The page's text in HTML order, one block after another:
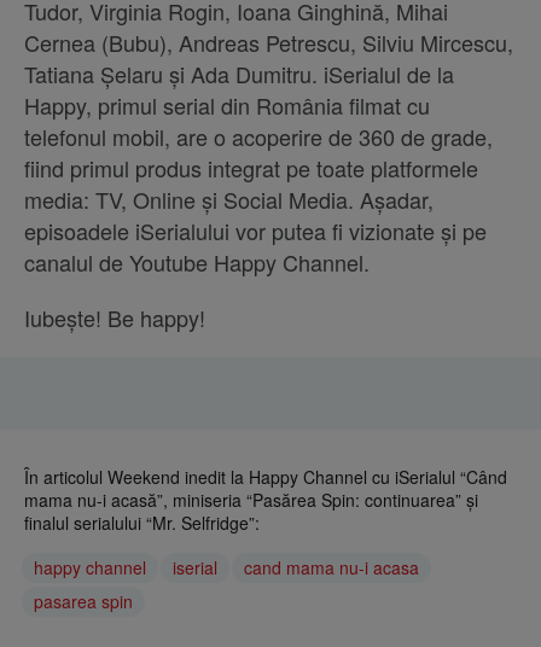
Tudor, Virginia Rogin, Ioana Ginghină, Mihai
Cernea (Bubu), Andreas Petrescu, Silviu Mircescu,
Tatiana Șelaru și Ada Dumitru. iSerialul de la
Happy, primul serial din România filmat cu
telefonul mobil, are o acoperire de 360 de grade,
fiind primul produs integrat pe toate platformele
media: TV, Online și Social Media. Așadar,
episoadele iSerialului vor putea fi vizionate și pe
canalul de Youtube Happy Channel.
Iubește! Be happy!
În articolul Weekend inedit la Happy Channel cu iSerialul “Când
mama nu-i acasă”, miniseria “Pasărea Spin: continuarea” și
finalul serialului “Mr. Selfridge”:
happy channel
iserial
cand mama nu-i acasa
pasarea spin